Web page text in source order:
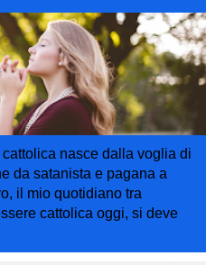
nasce dalla voglia di
da satanista e pagana a
il mio quotidiano tra
cattolica oggi, si deve